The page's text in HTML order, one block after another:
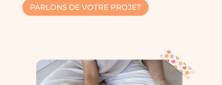
PARLONS DE VOTRE PROJET